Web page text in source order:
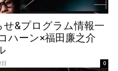
せ&プログラム情報一
ハーン×福田廉之介
0